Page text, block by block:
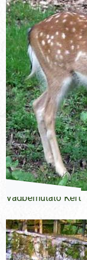
Vadbemutató Kert